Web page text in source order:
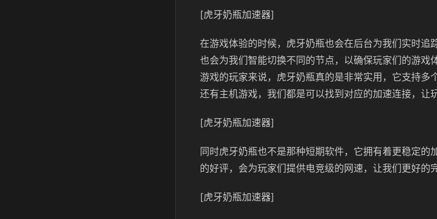
[虎牙奶瓶加速器]
在游戏体验的时候，虎牙奶瓶也会在后台为我们实时追
也会为我们智能切换不同的节点，以确保玩家们的游戏
游戏的玩家来说，虎牙奶瓶真的是非常实用，它支持多
还有主机游戏，我们都是可以找到对应的加速连接，让
[虎牙奶瓶加速器]
同时虎牙奶瓶也不是那种短期软件，它拥有着更稳定的
的好评，会为玩家们提供电竞级的网速，让我们更好的
[虎牙奶瓶加速器]